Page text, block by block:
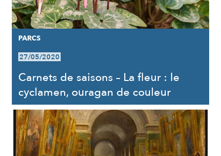
PARCS
27/05/2020
Carnets de saisons – La fleur : le
cyclamen, ouragan de couleur